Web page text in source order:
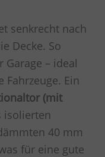
senkrecht nach
Decke. So
Garage – ideal
Ein
(mit
isolierten
40 mm
für eine gute